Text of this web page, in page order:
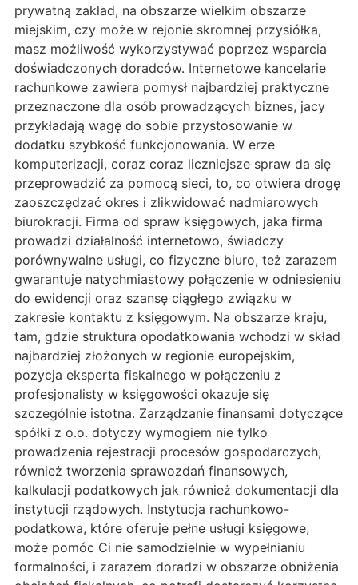
prywatną zakład, na obszarze wielkim obszarze
miejskim, czy może w rejonie skromnej przysiółka,
masz możliwość wykorzystywać poprzez wsparcia
doświadczonych doradców. Internetowe kancelarie
rachunkowe zawiera pomysł najbardziej praktyczne
przeznaczone dla osób prowadzących biznes, jacy
przykładają wagę do sobie przystosowanie w
dodatku szybkość funkcjonowania. W erze
komputerizacji, coraz coraz liczniejsze spraw da się
przeprowadzić za pomocą sieci, to, co otwiera drogę
zaoszczędzać okres i zlikwidować nadmiarowych
biurokracji. Firma od spraw księgowych, jaka firma
prowadzi działalność internetowo, świadczy
porównywalne usługi, co fizyczne biuro, też zarazem
gwarantuje natychmiastowy połączenie w odniesieniu
do ewidencji oraz szansę ciągłego związku w
zakresie kontaktu z księgowym. Na obszarze kraju,
tam, gdzie struktura opodatkowania wchodzi w skład
najbardziej złożonych w regionie europejskim,
pozycja eksperta fiskalnego w połączeniu z
profesjonalisty w księgowości okazuje się
szczególnie istotna. Zarządzanie finansami dotyczące
spółki z o.o. dotyczy wymogiem nie tylko
prowadzenia rejestracji procesów gospodarczych,
również tworzenia sprawozdań finansowych,
kalkulacji podatkowych jak również dokumentacji dla
instytucji rządowych. Instytucja rachunkowo-
podatkowa, które oferuje pełne usługi księgowe,
może pomóc Ci nie samodzielnie w wypełnianiu
formalności, i zarazem doradzi w obszarze obniżenia